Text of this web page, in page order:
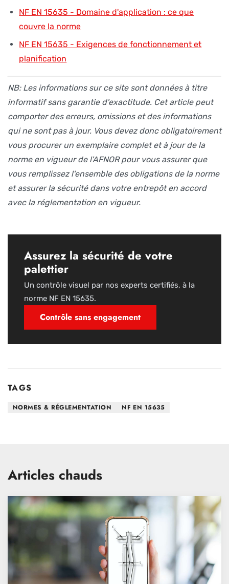
NF EN 15635 - Domaine d'application : ce que
couvre la norme
NF EN 15635 - Exigences de fonctionnement et
planification
NB: Les informations sur ce site sont données à titre
informatif sans garantie d'exactitude. Cet article peut
comporter des erreurs, omissions et des informations
qui ne sont pas à jour. Vous devez donc obligatoirement
vous procurer un exemplaire complet et à jour de la
norme en vigueur de l'AFNOR pour vous assurer que
vous remplissez l'ensemble des obligations de la norme
et assurer la sécurité dans votre entrepôt en accord
avec la réglementation en vigueur.
Assurez la sécurité de votre
palettier
Un contrôle visuel par nos experts certifiés, à la
norme NF EN 15635.
Contrôle sans engagement
TAGS
NORMES & RÉGLEMENTATION NF EN 15635
Articles chauds